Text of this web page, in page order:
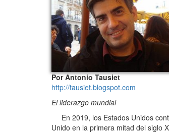
Por Antonio Tausiet
http://tausiet.blogspot.com
El liderazgo mundial
En 2019, los Estados Unidos
Unido en la primera mitad del siglo